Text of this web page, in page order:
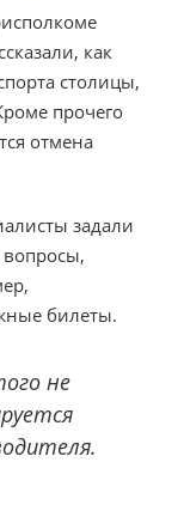
как
столицы,
прочего
отмена
задали
вопросы,
билеты.
не